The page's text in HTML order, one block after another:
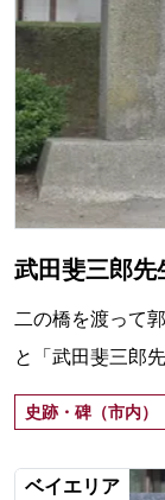
武田斐三郎先
二の橋を渡って
と「武田斐三郎
蘭学者で、五稜
輝いているのは
人になでられて
史跡・碑（市内）
ベイエリア